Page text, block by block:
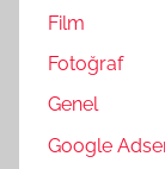
Film
Fotoğraf
Genel
Google